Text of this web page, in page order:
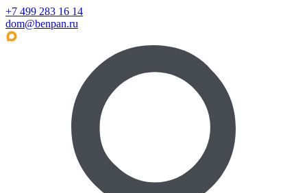
+7 499 283 16 14
dom@benpan.ru